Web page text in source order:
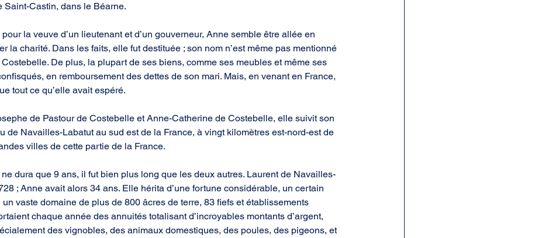
Saint-Castin, dans le Béarne.
la veuve d’un lieutenant et d’un gouverneur, Anne semble être allée en
la charité. Dans les faits, elle fut destituée ; son nom n’est même pas mentionné
De plus, la plupart de ses biens, comme ses meubles et même ses
en remboursement des dettes de son mari. Mais, en venant en France,
tout ce qu’elle avait espéré.
de Pastour de Costebelle et Anne-Catherine de Costebelle, elle suivit son
de Navailles-Labatut au sud est de la France, à vingt kilomètres est-nord-est de
villes de cette partie de la France.
dura que 9 ans, il fut bien plus long que les deux autres. Laurent de Navailles-
; Anne avait alors 34 ans. Elle hérita d’une fortune considérable, un certain
vaste domaine de plus de 800 âcres de terre, 83 fiefs et établissements
chaque année des annuités totalisant d’incroyables montants d’argent,
des vignobles, des animaux domestiques, des poules, des pigeons, et